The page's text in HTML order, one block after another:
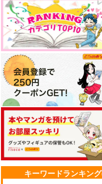
キーワードランキン